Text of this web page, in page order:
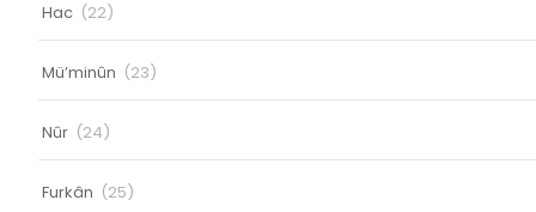
Hac (22)
Mü’minûn (23)
Nûr (24)
Furkân (25)